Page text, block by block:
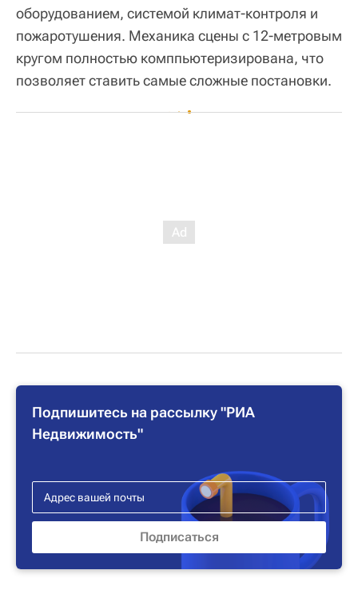
оборудованием, системой климат-контроля и
пожаротушения. Механика сцены с 12-метровым
кругом полностью комппьютеризирована, что
позволяет ставить самые сложные постановки.
Подпишитесь на рассылку "РИА
Недвижимость"